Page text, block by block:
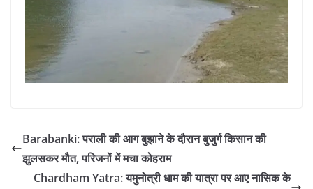
Barabanki: पराली की आग बुझाने के दौरान बुजुर्ग किसान की
झुलसकर मौत, परिजनों में मचा कोहराम
Chardham Yatra: यमुनोत्री धाम की यात्रा पर आए नासिक के